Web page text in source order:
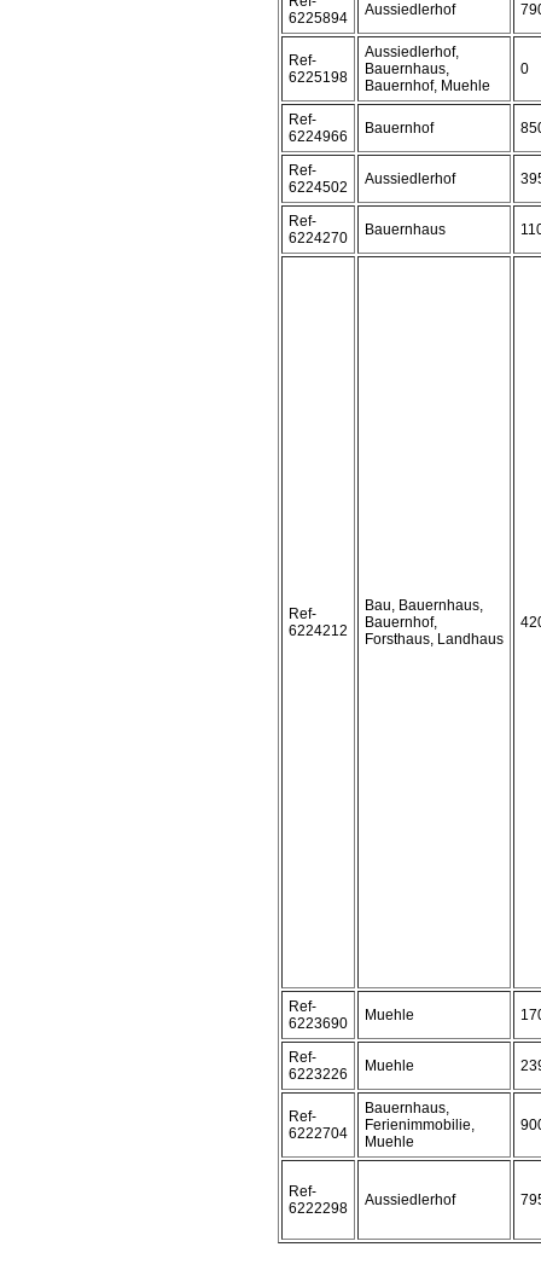
6225894
Aussiedlerhof
Ref-
6225198
Aussiedlerhof,
Bauernhaus,
Bauernhof, Muehle
0
Ref-
6224966
Bauernhof
Ref-
6224502
Aussiedlerhof
Ref-
6224270
Bauernhaus
Ref-
6224212
Bau, Bauernhaus,
Bauernhof,
Forsthaus, Landhaus
Ref-
6223690
Muehle
Ref-
6223226
Muehle
Ref-
6222704
Bauernhaus,
Ferienimmobilie,
Muehle
Ref-
6222298
Aussiedlerhof